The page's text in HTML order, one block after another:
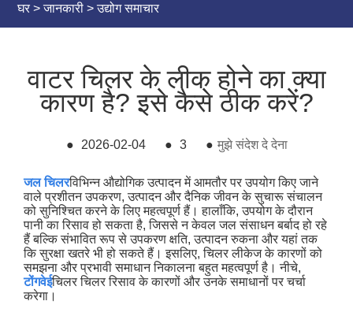
घर > जानकारी >उद्योग समाचार
वाटर चिलर के लीक होने का क्या
कारण है? इसे कैसे ठीक करें?
● 2026-02-04 ● 3 ● मुझे संदेश दे देना
जल चिलरविभिन्न औद्योगिक उत्पादन में आमतौर पर उपयोग किए जाने
वाले प्रशीतन उपकरण, उत्पादन और दैनिक जीवन के सुचारू संचालन
को सुनिश्चित करने के लिए महत्वपूर्ण हैं। हालाँकि, उपयोग के दौरान
पानी का रिसाव हो सकता है, जिससे न केवल जल संसाधन बर्बाद हो रहे
हैं बल्कि संभावित रूप से उपकरण क्षति, उत्पादन रुकना और यहां तक ​​
कि सुरक्षा खतरे भी हो सकते हैं। इसलिए, चिलर लीकेज के कारणों को
समझना और प्रभावी समाधान निकालना बहुत महत्वपूर्ण है। नीचे,
टोंगवेईचिलर चिलर रिसाव के कारणों और उनके समाधानों पर चर्चा
करेगा।